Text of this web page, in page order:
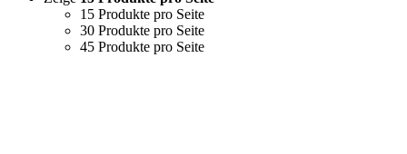
15 Produkte pro Seite
30 Produkte pro Seite
45 Produkte pro Seite